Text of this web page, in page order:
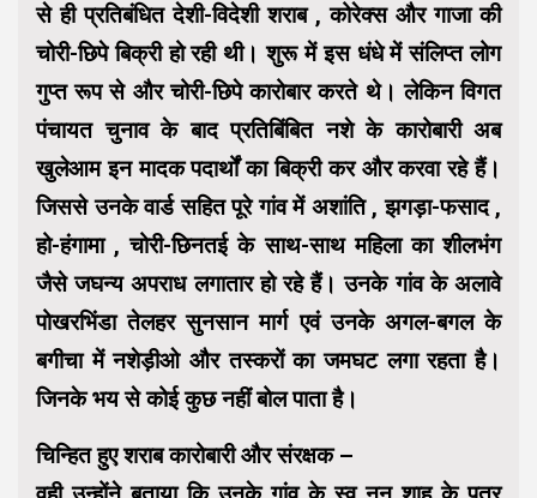
से ही प्रतिबंधित देशी-विदेशी शराब , कोरेक्स और गाजा की
चोरी-छिपे बिक्री हो रही थी। शुरू में इस धंधे में संलिप्त लोग
गुप्त रूप से और चोरी-छिपे कारोबार करते थे। लेकिन विगत
पंचायत चुनाव के बाद प्रतिबिंबित नशे के कारोबारी अब
खुलेआम इन मादक पदार्थों का बिक्री कर और करवा रहे हैं।
जिससे उनके वार्ड सहित पूरे गांव में अशांति , झगड़ा-फसाद ,
हो-हंगामा , चोरी-छिनतई के साथ-साथ महिला का शीलभंग
जैसे जघन्य अपराध लगातार हो रहे हैं। उनके गांव के अलावे
पोखरभिंडा तेलहर सुनसान मार्ग एवं उनके अगल-बगल के
बगीचा में नशेड़ीओ और तस्करों का जमघट लगा रहता है।
जिनके भय से कोई कुछ नहीं बोल पाता है।
चिन्हित हुए शराब कारोबारी और संरक्षक –